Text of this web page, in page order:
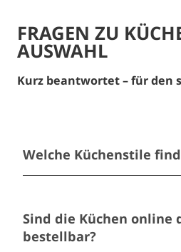
FRAGEN ZU
AUSWAHL
Kurz beantwortet – für den
Welche Küchenstile
Materialien.
Sind die Küchen online
bestellbar?